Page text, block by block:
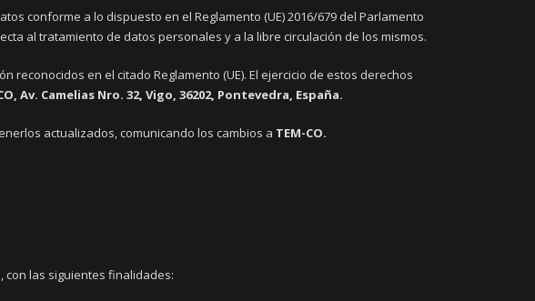
conforme a lo dispuesto en el Reglamento (UE) 2016/679 del Parlamento
al tratamiento de datos personales y a la libre circulación de los mismos.
en el citado Reglamento (UE). El ejercicio de estos derechos
Av. Camelias Nro. 32, Vigo, 36202, Pontevedra, España.
actualizados, comunicando los cambios a TEM-CO.
, con las siguientes finalidades: